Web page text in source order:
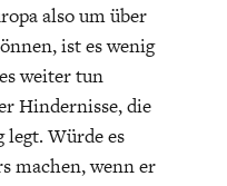
also um über
ist es wenig
weiter tun
Hindernisse, die
legt. Würde es
machen, wenn er